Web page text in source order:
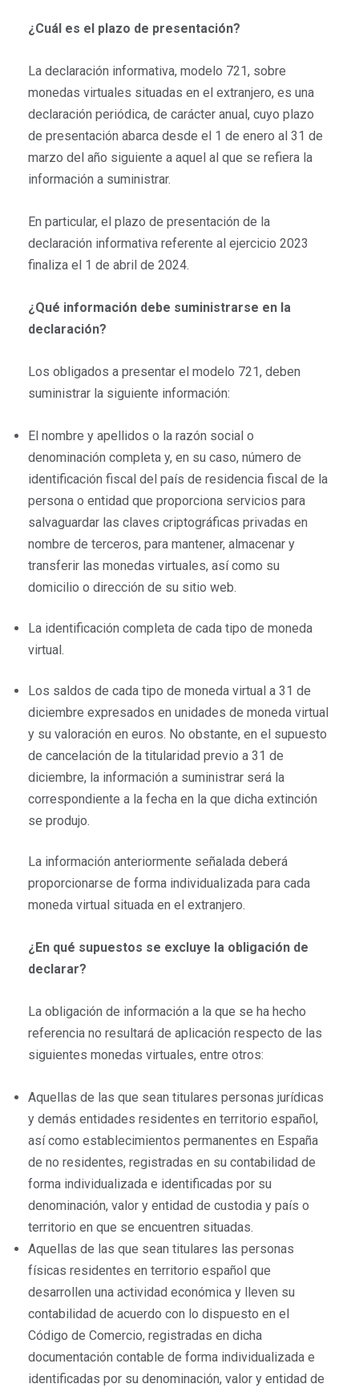
¿Cuál es el plazo de presentación?
La declaración informativa, modelo 721, sobre
monedas virtuales situadas en el extranjero, es una
declaración periódica, de carácter anual, cuyo plazo
de presentación abarca desde el 1 de enero al 31 de
marzo del año siguiente a aquel al que se refiera la
información a suministrar.
En particular, el plazo de presentación de la
declaración informativa referente al ejercicio 2023
finaliza el 1 de abril de 2024.
¿Qué información debe suministrarse en la
declaración?
Los obligados a presentar el modelo 721, deben
suministrar la siguiente información:
El nombre y apellidos o la razón social o
denominación completa y, en su caso, número de
identificación fiscal del país de residencia fiscal de la
persona o entidad que proporciona servicios para
salvaguardar las claves criptográficas privadas en
nombre de terceros, para mantener, almacenar y
transferir las monedas virtuales, así como su
domicilio o dirección de su sitio web.
La identificación completa de cada tipo de moneda
virtual.
Los saldos de cada tipo de moneda virtual a 31 de
diciembre expresados en unidades de moneda virtual
y su valoración en euros. No obstante, en el supuesto
de cancelación de la titularidad previo a 31 de
diciembre, la información a suministrar será la
correspondiente a la fecha en la que dicha extinción
se produjo.
La información anteriormente señalada deberá
proporcionarse de forma individualizada para cada
moneda virtual situada en el extranjero.
¿En qué supuestos se excluye la obligación de
declarar?
La obligación de información a la que se ha hecho
referencia no resultará de aplicación respecto de las
siguientes monedas virtuales, entre otros:
Aquellas de las que sean titulares personas jurídicas
y demás entidades residentes en territorio español,
así como establecimientos permanentes en España
de no residentes, registradas en su contabilidad de
forma individualizada e identificadas por su
denominación, valor y entidad de custodia y país o
territorio en que se encuentren situadas.
Aquellas de las que sean titulares las personas
físicas residentes en territorio español que
desarrollen una actividad económica y lleven su
contabilidad de acuerdo con lo dispuesto en el
Código de Comercio, registradas en dicha
documentación contable de forma individualizada e
identificadas por su denominación, valor y entidad de